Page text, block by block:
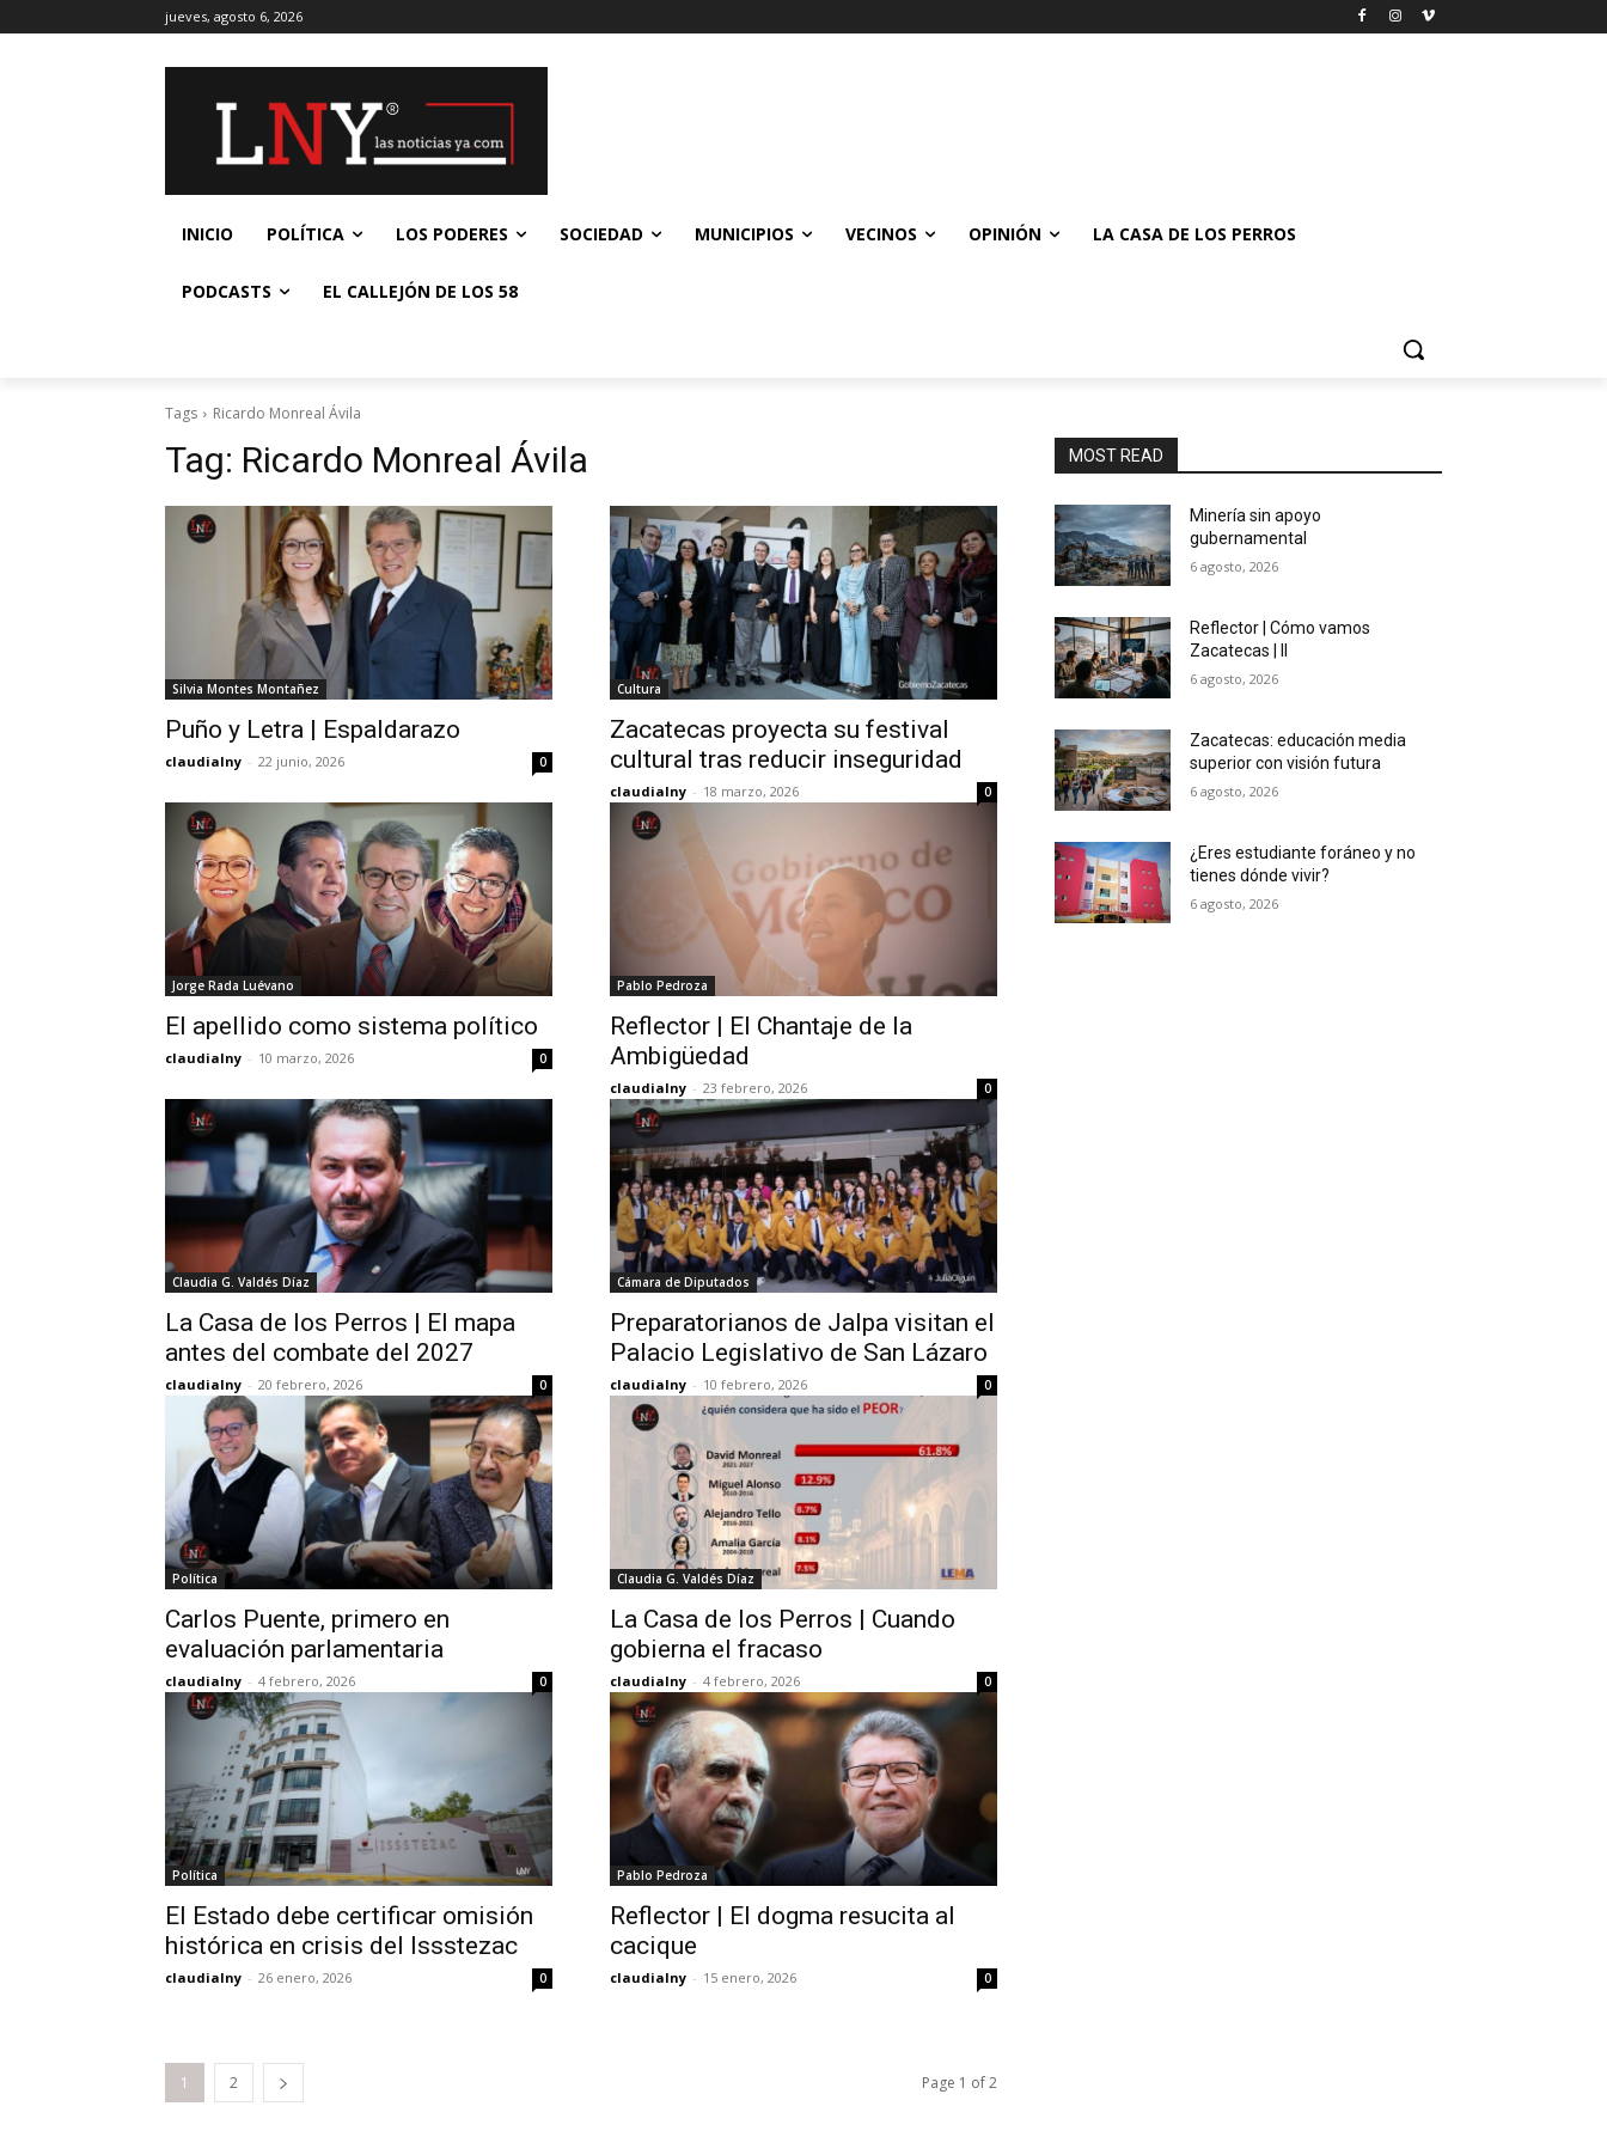
jueves, agosto 6, 2026
INICIO POLÍTICA LOS PODERES SOCIEDAD MUNICIPIOS VECINOS OPINIÓN LA CASA DE LOS PERROS
PODCASTS EL CALLEJÓN DE LOS 58
Tags Ricardo Monreal Ávila
Tag: Ricardo Monreal Ávila
Silvia Montes Montañez
Puño y Letra | Espaldarazo
claudialny - 22 junio, 2026 0
Cultura
Zacatecas proyecta su festival
cultural tras reducir inseguridad
claudialny - 18 marzo, 2026 0
Jorge Rada Luévano
El apellido como sistema político
claudialny - 10 marzo, 2026 0
Pablo Pedroza
Reflector | El Chantaje de la
Ambigüedad
claudialny - 23 febrero, 2026 0
Claudia G. Valdés Díaz
La Casa de los Perros | El mapa
antes del combate del 2027
claudialny - 20 febrero, 2026 0
Cámara de Diputados
Preparatorianos de Jalpa visitan el
Palacio Legislativo de San Lázaro
claudialny - 10 febrero, 2026 0
Política
Carlos Puente, primero en
evaluación parlamentaria
claudialny - 4 febrero, 2026 0
Claudia G. Valdés Díaz
La Casa de los Perros | Cuando
gobierna el fracaso
claudialny - 4 febrero, 2026 0
Política
El Estado debe certificar omisión
histórica en crisis del Issstezac
claudialny - 26 enero, 2026 0
Pablo Pedroza
Reflector | El dogma resucita al
cacique
claudialny - 15 enero, 2026 0
1 2 Page 1 of 2
MOST READ
Minería sin apoyo
gubernamental
6 agosto, 2026
Reflector | Cómo vamos
Zacatecas | II
6 agosto, 2026
Zacatecas: educación media
superior con visión futura
6 agosto, 2026
¿Eres estudiante foráneo y no
tienes dónde vivir?
6 agosto, 2026